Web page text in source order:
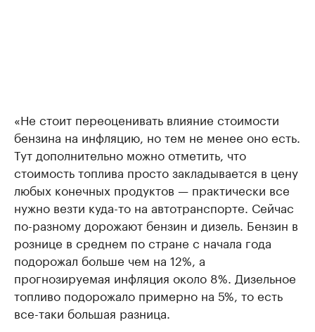
«Не стоит переоценивать влияние стоимости
бензина на инфляцию, но тем не менее оно есть.
Тут дополнительно можно отметить, что
стоимость топлива просто закладывается в цену
любых конечных продуктов — практически все
нужно везти куда-то на автотранспорте. Сейчас
по-разному дорожают бензин и дизель. Бензин в
рознице в среднем по стране с начала года
подорожал больше чем на 12%, а
прогнозируемая инфляция около 8%. Дизельное
топливо подорожало примерно на 5%, то есть
все-таки большая разница.